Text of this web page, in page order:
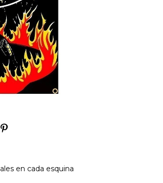
en cada esquina